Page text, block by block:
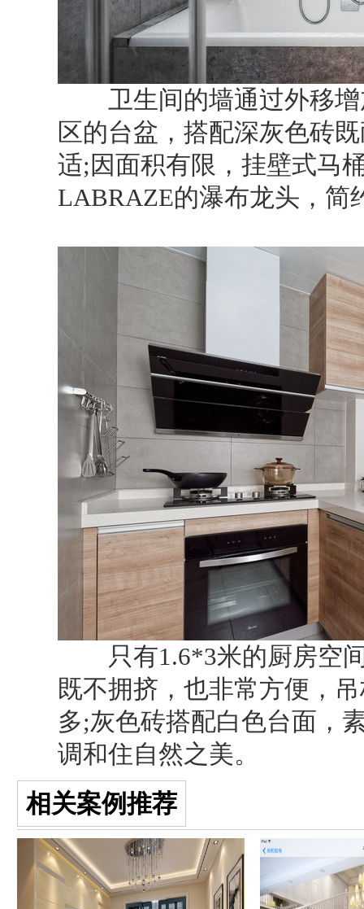
卫生间的墙通过外移增
区的台盆，搭配深灰色砖
适;因面积有限，挂壁式马
LABRAZE的瀑布龙头，简
只有1.6*3米的厨房空间
既不拥挤，也非常方便，
多;灰色砖搭配白色台面，
调和住自然之美。
相关案例推荐